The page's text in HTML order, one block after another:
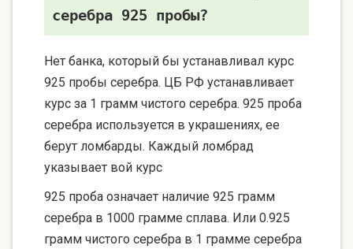
серебра 925 пробы?
Нет банка, который бы устанавливал курс
925 пробы серебра. ЦБ РФ устанавливает
курс за 1 грамм чистого серебра. 925 проба
серебра используется в украшениях, ее
берут ломбарды. Каждый ломбрад
указывает вой курс
925 проба означает наличие 925 грамм
серебра в 1000 грамме сплава. Или 0.925
грамм чистого серебра в 1 грамме серебра